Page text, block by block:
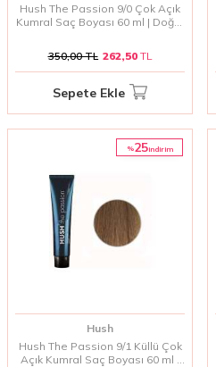
Hush The Passion 9/0 Çok Açık
Kumral Saç Boyası 60 ml | Doğal
350,00TL 262,50TL
Sepete Ekle
%25i̇ndirim
Hush
Hush The Passion 9/1 Küllü Çok
Açık Kumral Saç Boyası 60 ml |